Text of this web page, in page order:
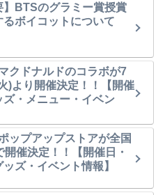
】BTSのグラミー賞授賞
るボイコットについて
クドナルドのコラボが7
)より開催決定！！【開催
ズ・メニュー・イベン
ップアップストアが全国
開催決定！！【開催日・
ズ・イベント情報】